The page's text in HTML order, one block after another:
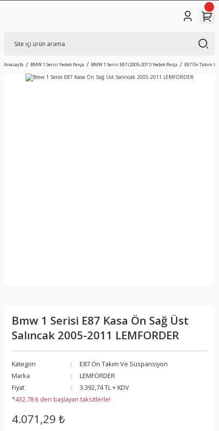
Anasayfa BMW 1 Serisi Yedek Parça BMW 1 Serisi E87 (2005-2011) Yedek Parça E87 Ön Takım
Bmw 1 Serisi E87 Kasa Ön Sağ Üst
Salıncak 2005-2011 LEMFORDER
Kategori
E87 Ön Takım Ve Süspansiyon
Marka
LEMFÖRDER
Fiyat
3.392,74 TL + KDV
*432,78 ₺ den başlayan taksitlerle!
4.071,29 ₺